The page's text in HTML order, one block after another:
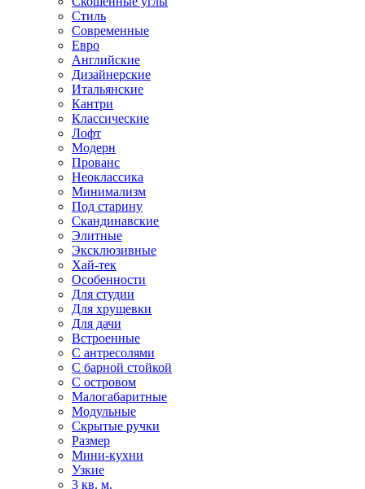
Стиль
Современные
Евро
Английские
Дизайнерские
Итальянские
Кантри
Классические
Лофт
Модерн
Прованс
Неоклассика
Минимализм
Под старину
Скандинавские
Элитные
Эксклюзивные
Хай-тек
Особенности
Для студии
Для хрущевки
Для дачи
Встроенные
С антресолями
С барной стойкой
С островом
Малогабаритные
Модульные
Скрытые ручки
Размер
Мини-кухни
Узкие
3 кв. м.